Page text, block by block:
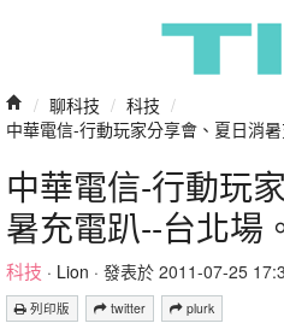
/ 聊科技 / 科技 /
中華電信-行動玩家分享會、夏日消暑
中華電信-行動玩
暑充電趴--台北場
科技 · Lion · 發表於 2011-07-25
列印版 twitter plurk